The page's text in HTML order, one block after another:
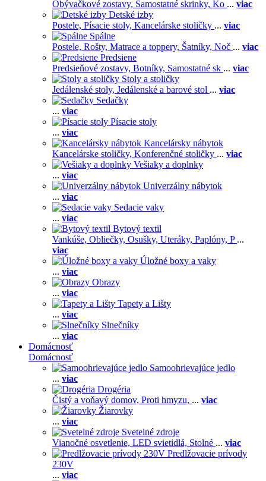
Obývačkové zostavy, Samostatné skrinky, Ko ... viac
Detské izby
Postele, Písacie stoly, Kancelárske stoličky ... viac
Spálne
Postele, Rošty, Matrace a toppery, Šatníky, Noč ... viac
Predsiene
Predsieňové zostavy, Botníky, Samostatné sk ... viac
Stoly a stoličky
Jedálenské stoly, Jedálenské a barové stol ... viac
Sedačky
... viac
Písacie stoly
... viac
Kancelársky nábytok
Kancelárske stoličky, Konferenčné stoličky ... viac
Vešiaky a doplnky
... viac
Univerzálny nábytok
... viac
Sedacie vaky
... viac
Bytový textil
Vankúše, Obliečky, Osušky, Uteráky, Paplóny, P ...
viac
Úložné boxy a vaky
... viac
Obrazy
... viac
Tapety a Lišty
... viac
Slnečníky
... viac
Domácnosť
Domácnosť
Samoohrievajúce jedlo
... viac
Drogéria
Čistý a voňavý domov, Proti hmyzu, ... viac
Žiarovky
... viac
Svetelné zdroje
Vianočné osvetlenie, LED svietidlá, Stolné ... viac
Predlžovacie prívody
230V
... viac